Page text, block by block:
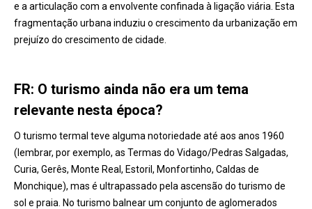
e a articulação com a envolvente confinada à ligação viária. Esta
fragmentação urbana induziu o crescimento da urbanização em
prejuízo do crescimento de cidade.
FR: O turismo ainda não era um tema
relevante nesta época?
O turismo termal teve alguma notoriedade até aos anos 1960
(lembrar, por exemplo, as Termas do Vidago/Pedras Salgadas,
Curia, Gerês, Monte Real, Estoril, Monfortinho, Caldas de
Monchique), mas é ultrapassado pela ascensão do turismo de
sol e praia. No turismo balnear um conjunto de aglomerados